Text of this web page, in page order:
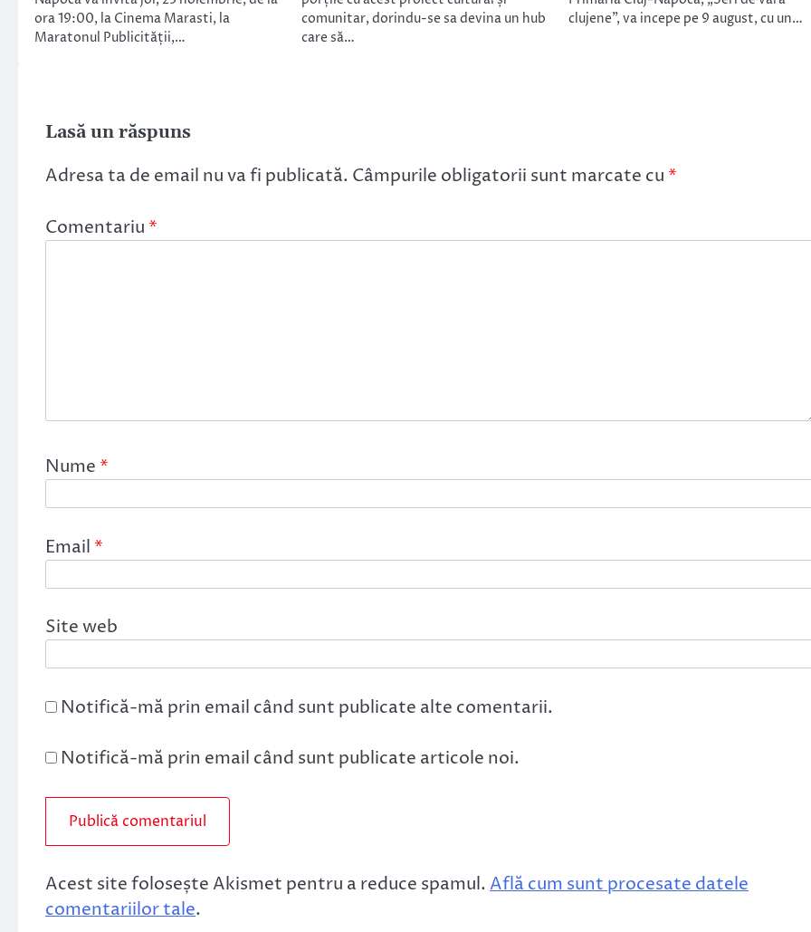
ora 19:00, la Cinema Marasti, la
Maratonul Publicității,…
comunitar, dorindu-se sa devina un hub
care să…
clujene”, va incepe pe 9 august, cu un…
Lasă un răspuns
Adresa ta de email nu va fi publicată. Câmpurile obligatorii sunt marcate cu *
Comentariu *
Nume *
Email *
Site web
Notifică-mă prin email când sunt publicate alte comentarii.
Notifică-mă prin email când sunt publicate articole noi.
Acest site folosește Akismet pentru a reduce spamul.Află cum sunt procesate datele
comentariilor tale.